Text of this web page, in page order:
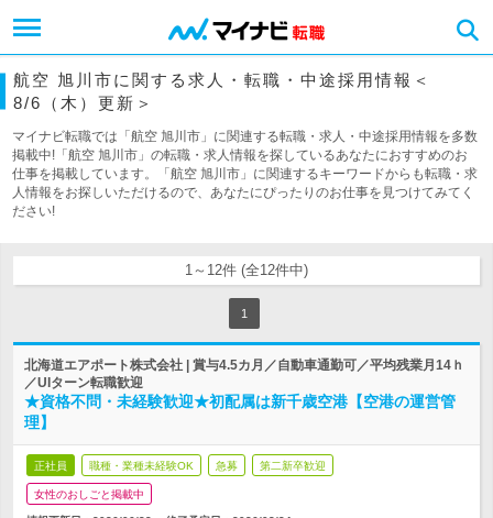
航空 旭川市に関する求人・転職・中途採用情報＜
8/6（木）更新＞
マイナビ転職では「航空 旭川市」に関連する転職・求人・中途採用情報を多数
掲載中!「航空 旭川市」の転職・求人情報を探しているあなたにおすすめのお
仕事を掲載しています。「航空 旭川市」に関連するキーワードからも転職・求
人情報をお探しいただけるので、あなたにぴったりのお仕事を見つけてみてく
ださい!
1～12件 (全12件中)
1
北海道エアポート株式会社 | 賞与4.5カ月／自動車通勤可／平均残業月14ｈ
／UIターン転職歓迎
★資格不問・未経験歓迎★初配属は新千歳空港【空港の運営管
理】
正社員 職種・業種未経験OK 急募 第二新卒歓迎
女性のおしごと掲載中